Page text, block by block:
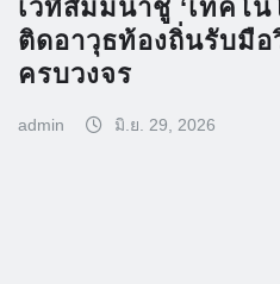
เวทีสัมมนาชู ‘เทคโ
ติดอาวุธท้องถิ่นรับมื
ครบวงจร
admin มิ.ย. 29, 2026